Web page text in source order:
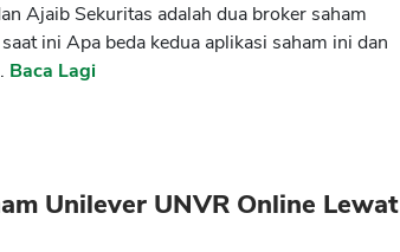
Ajaib Sekuritas adalah dua broker saham
ini Apa beda kedua aplikasi saham ini dan
Baca Lagi
Unilever UNVR Online Lewat